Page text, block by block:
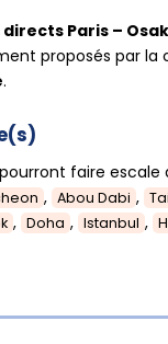
Paris –
proposés par la
.
faire escale
, Abou Dabi ,
, Doha , Istanbul ,